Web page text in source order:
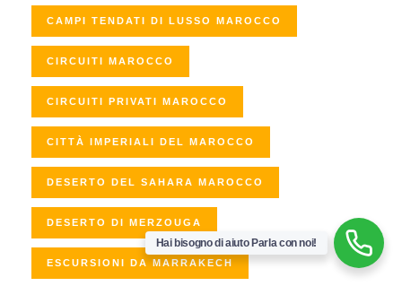
CAMPI TENDATI DI LUSSO MAROCCO
CIRCUITI MAROCCO
CIRCUITI PRIVATI MAROCCO
CITTÀ IMPERIALI DEL MAROCCO
DESERTO DEL SAHARA MAROCCO
DESERTO DI MERZOUGA
ESCURSIONI DA MARRAKECH
Hai bisogno di aiuto Parla con noi!